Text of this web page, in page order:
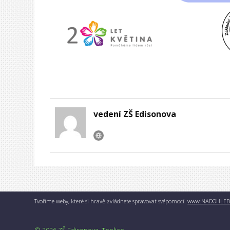
vedení ZŠ Edisonova
Tvoříme weby, které si hravě zvládnete spravovat svépomocí.